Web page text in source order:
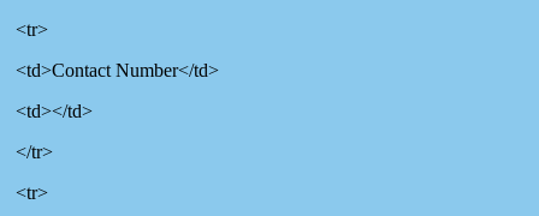
<tr>
<td>Contact Number</td>
<td></td>
</tr>
<tr>